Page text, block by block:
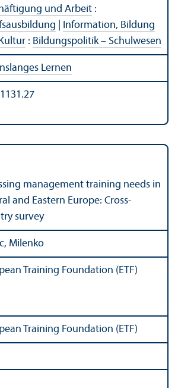
und Arbeit :
Information, Bildung
: Bildungspolitik – Schulwesen
Lernen
management training needs in
and Eastern Europe: Cross-
survey
Milenko
Training Foundation (ETF)
Training Foundation (ETF)